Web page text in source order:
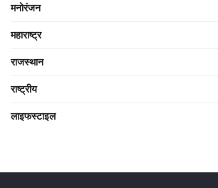
मनोरंजन
महाराष्ट्र
राजस्थान
राष्ट्रीय
लाइफस्टाइल